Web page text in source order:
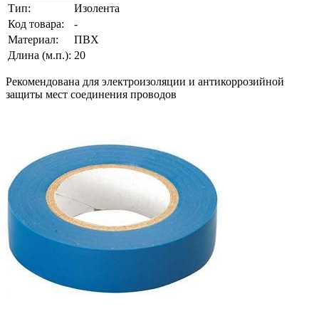
Тип:
Изолента
Код товара:
-
Материал:
ПВХ
Длина (м.п.): 20
Рекомендована для электроизоляции и антикоррозийной
защиты мест соединения проводов